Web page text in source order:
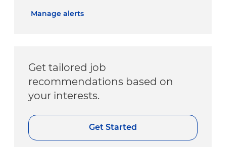
Manage alerts
Get tailored job
recommendations based on
your interests.
Get Started